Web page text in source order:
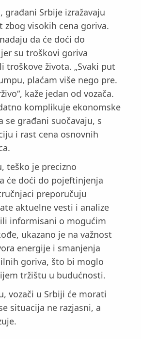
građani Srbije izražavaju
zbog visokih cena goriva.
da će doći do
su troškovi goriva
troškove života. „Svaki put
plaćam više nego pre.
kaže jedan od vozača.
komplikuje ekonomske
se građani suočavaju, s
i rast cena osnovnih
teško je precizno
će doći do pojeftinjenja
preporučuju
aktuelne vesti i analize
informisani o mogućim
ukazano je na važnost
energije i smanjenja
goriva, što bi moglo
tržištu u budućnosti.
vozači u Srbiji će morati
situacija ne razjasni, a